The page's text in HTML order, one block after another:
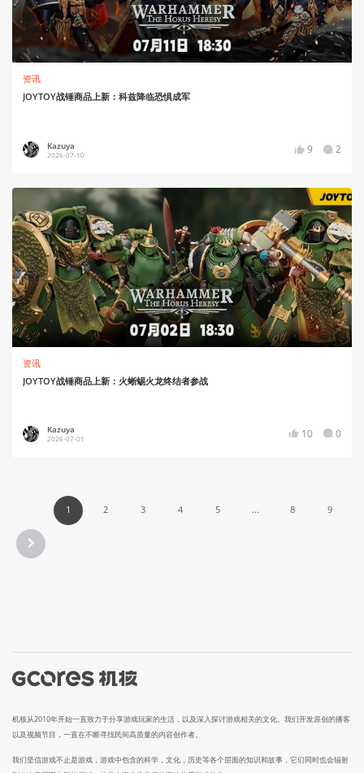
资讯
JOYTOY战锤商品上新：科兹降临恐惧成军
Kazuya
2026-07-10 9 2
资讯
JOYTOY战锤商品上新：火蜥蜴火龙终结者参战
Kazuya
2026-07-01 10 0
1 2 3 4 5 ... 8 9
机核从2010年开始一直致力于分享游戏玩家的生活，以及深入探讨游戏相关的文化。我们开发原创的播客
以及视频节目，一直在不断寻找民间高质量的内容创作者。
我们坚信游戏不止是游戏，游戏中包含的科学，文化，历史等各个层面的知识和故事，它们同时也会辐射